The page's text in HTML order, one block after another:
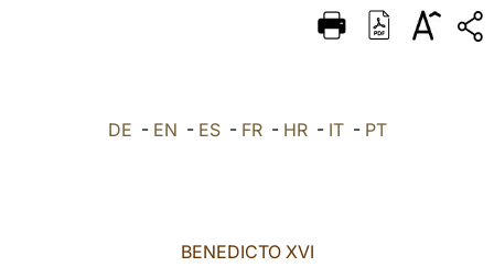
DEUTSCH
العربيّة DE - EN - ES- FR- HR- IT- PT
BENEDICTO XVI